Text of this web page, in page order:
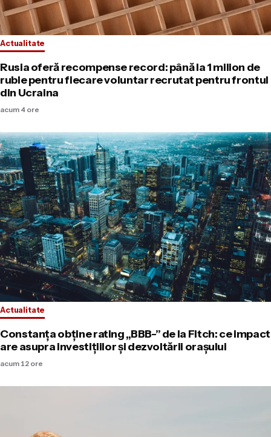
Actualitate
Rusia oferă recompense record: până la 1 milion de
ruble pentru fiecare voluntar recrutat pentru frontul
din Ucraina
acum 4 ore
Actualitate
Constanța obține rating „BBB-” de la Fitch: ce impact
are asupra investițiilor și dezvoltării orașului
acum 12 ore